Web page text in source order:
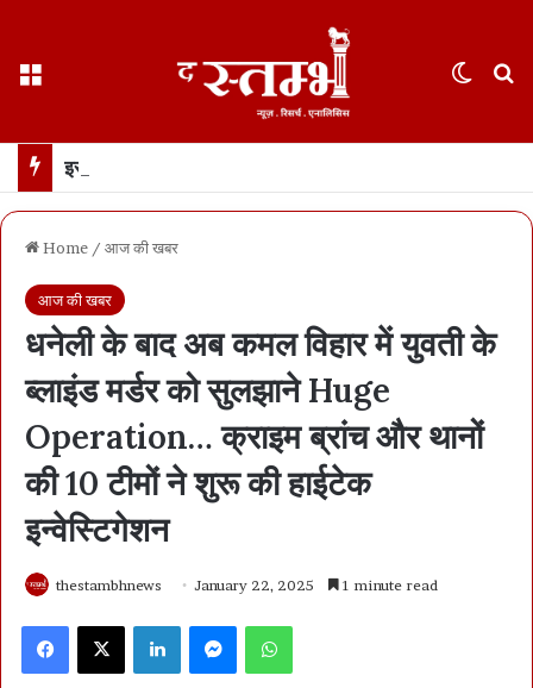
Home / आज की खबर
आज की खबर
धनेली के बाद अब कमल विहार में युवती के
ब्लाइंड मर्डर को सुलझाने Huge
Operation… क्राइम ब्रांच और थानों
की 10 टीमों ने शुरू की हाईटेक
इन्वेस्टिगेशन
thestambhnews January 22, 2025 1 minute read
Facebook X LinkedIn